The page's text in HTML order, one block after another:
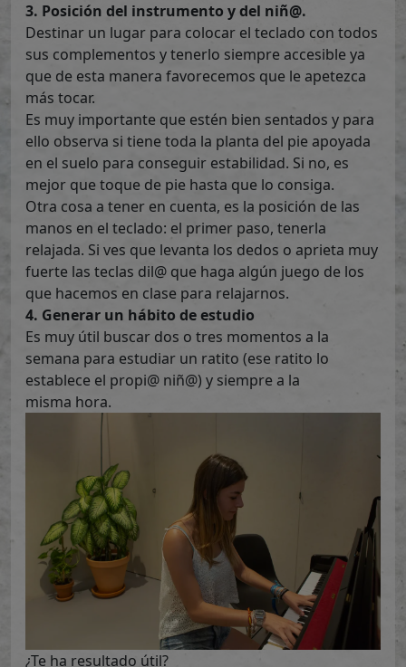
3. Posición del instrumento y del niñ@.
Destinar un lugar para colocar el teclado con todos
sus complementos y tenerlo siempre accesible ya
que de esta manera favorecemos que le apetezca
más tocar.
Es muy importante que estén bien sentados y para
ello observa si tiene toda la planta del pie apoyada
en el suelo para conseguir estabilidad. Si no, es
mejor que toque de pie hasta que lo consiga.
Otra cosa a tener en cuenta, es la posición de las
manos en el teclado: el primer paso, tenerla
relajada. Si ves que levanta los dedos o aprieta muy
fuerte las teclas dil@ que haga algún juego de los
que hacemos en clase para relajarnos.
4. Generar un hábito de estudio
Es muy útil buscar dos o tres momentos a la
semana para estudiar un ratito (ese ratito lo
establece el propi@ niñ@) y siempre a la
misma hora.
¿Te ha resultado útil?